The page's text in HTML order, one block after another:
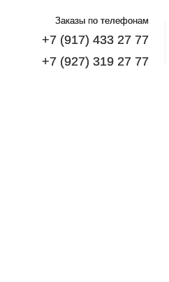
Заказы по телефонам
+7 (917) 433 27 77
+7 (927) 319 27 77